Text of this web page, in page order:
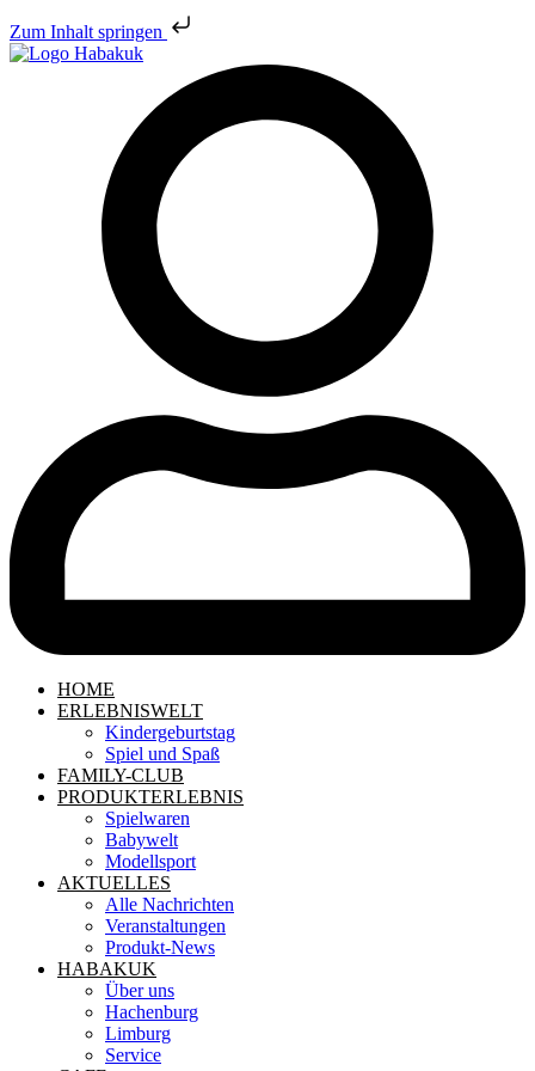
Zum Inhalt springen
HOME
ERLEBNISWELT
Kindergeburtstag
Spiel und Spaß
FAMILY-CLUB
PRODUKTERLEBNIS
Spielwaren
Babywelt
Modellsport
AKTUELLES
Alle Nachrichten
Veranstaltungen
Produkt-News
HABAKUK
Über uns
Hachenburg
Limburg
Service